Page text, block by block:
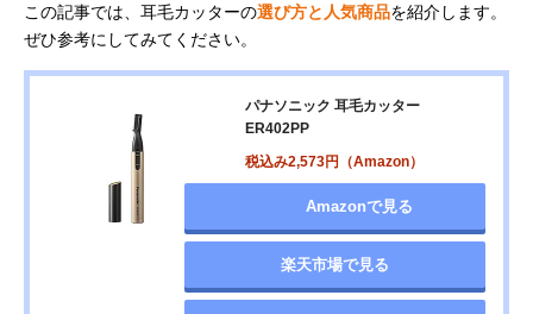
この記事では、耳毛カッターの選び方と人気商品を紹介します。
ぜひ参考にしてみてください。
パナソニック 耳毛カッター
ER402PP
税込み2,573円（Amazon）
Amazonで見る
楽天市場で見る